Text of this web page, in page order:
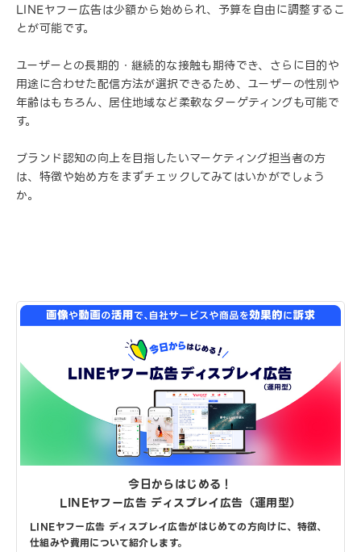
LINEヤフー広告は少額から始められ、予算を自由に調整するこ
とが可能です。
ユーザーとの長期的・継続的な接触も期待でき、さらに目的や
用途に合わせた配信方法が選択できるため、ユーザーの性別や
年齢はもちろん、居住地域など柔軟なターゲティングも可能で
す。
ブランド認知の向上を目指したいマーケティング担当者の方
は、特徴や始め方をまずチェックしてみてはいかがでしょう
か。
今日からはじめる！
LINEヤフー広告 ディスプレイ広告（運用型）
LINEヤフー広告 ディスプレイ広告がはじめての方向けに、特徴、
仕組みや費用について紹介します。